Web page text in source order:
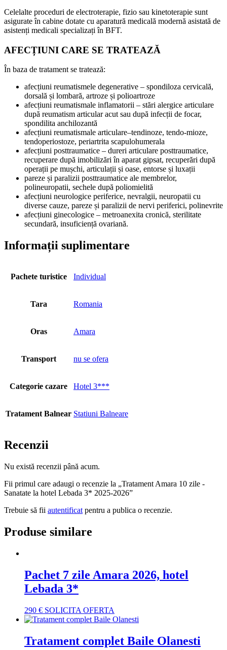
Celelalte proceduri de electroterapie, fizio sau kinetoterapie sunt
asigurate în cabine dotate cu aparatură medicală modernă asistată de
asistenți medicali specializați în BFT.
AFECȚIUNI CARE SE TRATEAZĂ
În baza de tratament se tratează:
afecțiuni reumatismele degenerative – spondiloza cervicală,
dorsală și lombară, artroze și polioartroze
afecțiuni reumatismale inflamatorii – stări alergice articulare
după reumatism articular acut sau după infecții de focar,
spondilita anchilozantă
afecțiuni reumatismale articulare–tendinoze, tendo-mioze,
tendoperiostoze, periartrita scapulohumerala
afecțiuni posttraumatice – dureri articulare posttraumatice,
recuperare după imobilizări în aparat gipsat, recuperări după
operații pe mușchi, articulații și oase, entorse și luxații
pareze și paralizii posttraumatice ale membrelor,
polineuropatii, sechele după poliomielită
afecțiuni neurologice periferice, nevralgii, neuropatii cu
diverse cauze, pareze și paralizii de nervi periferici, polinevrite
afecțiuni ginecologice – metroanexita cronică, sterilitate
secundară, insuficiență ovariană.
Informații suplimentare
Pachete turistice Individual
Tara Romania
Oras Amara
Transport nu se ofera
Categorie cazare Hotel 3***
Tratament Balnear Statiuni Balneare
Recenzii
Nu există recenzii până acum.
Fii primul care adaugi o recenzie la „Tratament Amara 10 zile -
Sanatate la hotel Lebada 3* 2025-2026”
Trebuie să fii autentificat pentru a publica o recenzie.
Produse similare
Pachet 7 zile Amara 2026, hotel
Lebada 3*
290 € SOLICITA OFERTA
Tratament complet Baile Olanesti